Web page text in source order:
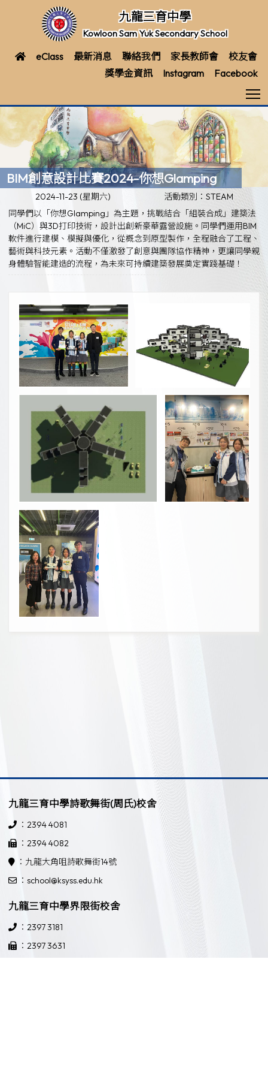
九龍三育中學
Kowloon Sam Yuk Secondary School
eClass 最新消息 聯絡我們 家長教師會
校友會
獎學金資訊
Instagram Facebook
BIM創意設計比賽2024-你想Glamping
2024-11-23 (星期六)
活動類別：STEAM
同學們以「你想Glamping」為主題，挑戰結合「組裝合成」建築法
（MiC）與3D打印技術，設計出創新豪華露營設施。同學們運用BIM
軟件進行建模、模擬與優化，從概念到原型製作，全程融合了工程、
藝術與科技元素。活動不僅激發了創意與團隊協作精神，更讓同學親
身體驗智能建造的流程，為未來可持續建築發展奠定實踐基礎！
九龍三育中學詩歌舞街(周氏)校舍
：2394 4081
：2394 4082
：九龍大角咀詩歌舞街14號
：school@ksyss.edu.hk
九龍三育中學界限街校舍
：2397 3181
：2397 3631